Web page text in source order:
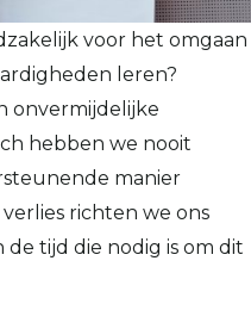
voor het omgaan
leren?
onvermijdelijke
hebben we nooit
manier
richten we ons
tijd die nodig is om dit